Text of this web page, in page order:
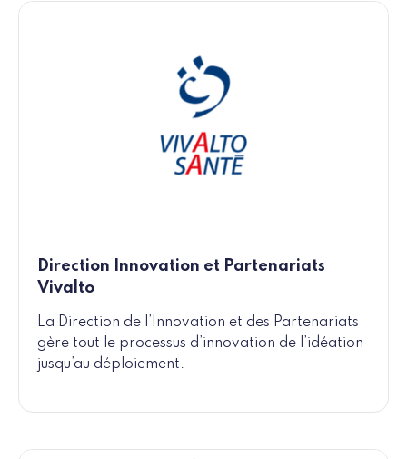
Direction Innovation et Partenariats
Vivalto
La Direction de l’Innovation et des Partenariats
gère tout le processus d’innovation de l’idéation
jusqu’au déploiement.